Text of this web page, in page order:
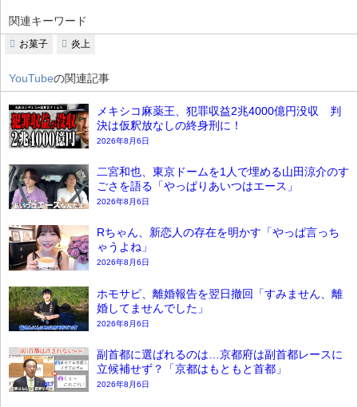
関連キーワード
お菓子 炎上
YouTubeの関連記事
メキシコ麻薬王、犯罪収益2兆4000億円没収 判
決は仮釈放なしの終身刑に！
2026年8月6日
二宮和也、東京ドームを1人で埋める山田涼介のす
ごさを語る「やっぱりあいつはエース」
2026年8月6日
Rちゃん、新恋人の存在を明かす「やっぱ言っち
ゃうよね」
2026年8月6日
ホモサピ、離婚報告を翌日撤回「すみません、離
婚してませんでした」
2026年8月6日
副首都に選ばれるのは…京都府は副首都レースに
立候補せず？「京都はもともと首都」
2026年8月6日